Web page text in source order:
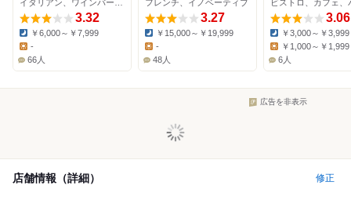
3.32
Dinner:
￥6,000～￥7,999
Lunch:
-
66人
フレンチ、イノベーティブ
3.27
Dinner:
￥15,000～￥19,999
Lunch:
-
48人
ビストロ、カフェ、
3.06
Dinner:
￥3,000～￥3,999
Lunch:
￥1,000～￥1,999
6人
広告を非表示
店舗情報（詳細） 修正